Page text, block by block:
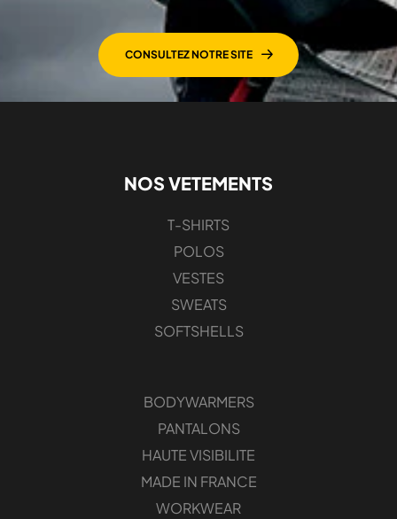
CONSULTEZ NOTRE SITE
NOS VETEMENTS
T-SHIRTS
POLOS
VESTES
SWEATS
SOFTSHELLS
BODYWARMERS
PANTALONS
HAUTE VISIBILITE
MADE IN FRANCE
WORKWEAR